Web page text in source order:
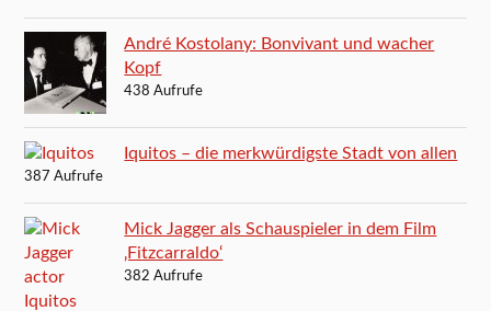
André Kostolany: Bonvivant und wacher
Kopf
438 Aufrufe
Iquitos – die merkwürdigste Stadt von allen
387 Aufrufe
Mick Jagger als Schauspieler in dem Film
‚Fitzcarraldo‘
382 Aufrufe